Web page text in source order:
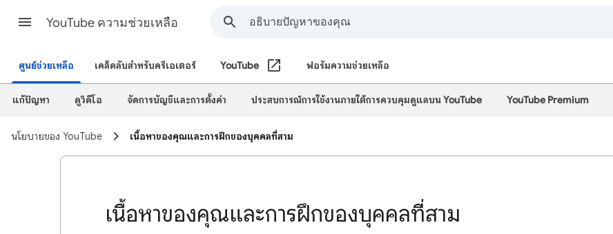
YouTube ความช่วยเหลือ
ศูนย์ช่วยเหลือ เคล็ดลับสำหรับครีเอเตอร์ YouTube ฟอรัมความช่วยเหลือ
แก้ปัญหา ดูวิดีโอ จัดการบัญชีและการตั้งค่า ประสบการณ์การใช้งานภายใต้การควบคุมดูแลบน YouTube YouTube Premium
นโยบายของ YouTube เนื้อหาของคุณและการฝึกของบุคคลที่สาม
เนื้อหาของคุณและการฝึกของบุคคลที่สาม